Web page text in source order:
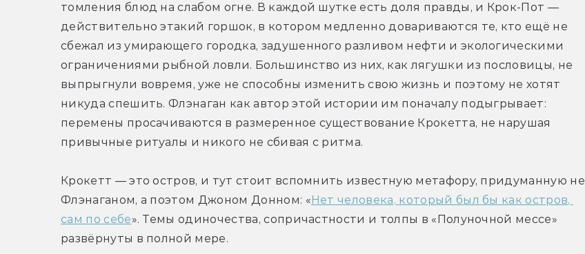
томления блюд на слабом огне. В каждой шутке есть доля правды, и Крок-Пот —
действительно этакий горшок, в котором медленно довариваются те, кто ещё не
сбежал из умирающего городка, задушенного разливом нефти и экологическими
ограничениями рыбной ловли. Большинство из них, как лягушки из пословицы, не
выпрыгнули вовремя, уже не способны изменить свою жизнь и поэтому не хотят
никуда спешить. Флэнаган как автор этой истории им поначалу подыгрывает:
перемены просачиваются в размеренное существование Крокетта, не нарушая
привычные ритуалы и никого не сбивая с ритма.
Крокетт — это остров, и тут стоит вспомнить известную метафору, придуманную не
Флэнаганом, а поэтом Джоном Донном: « Нет человека, который был бы как остров,
сам по себе». Темы одиночества, сопричастности и толпы в «Полуночной мессе»
развёрнуты в полной мере.